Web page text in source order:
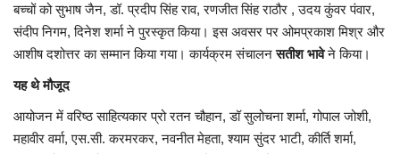
बच्चों को सुभाष जैन, डॉ. प्रदीप सिंह राव, रणजीत सिंह राठौर , उदय कुंवर पंवार,
संदीप निगम, दिनेश शर्मा ने पुरस्कृत किया। इस अवसर पर ओमप्रकाश मिश्र और
आशीष दशोत्तर का सम्मान किया गया। कार्यक्रम संचालनसतीश भावेने किया।
यह थे मौजूद
आयोजन में वरिष्ठ साहित्यकार प्रो रतन चौहान, डॉ सुलोचना शर्मा, गोपाल जोशी,
महावीर वर्मा, एस.सी. करमरकर, नवनीत मेहता, श्याम सुंदर भाटी, कीर्ति शर्मा,